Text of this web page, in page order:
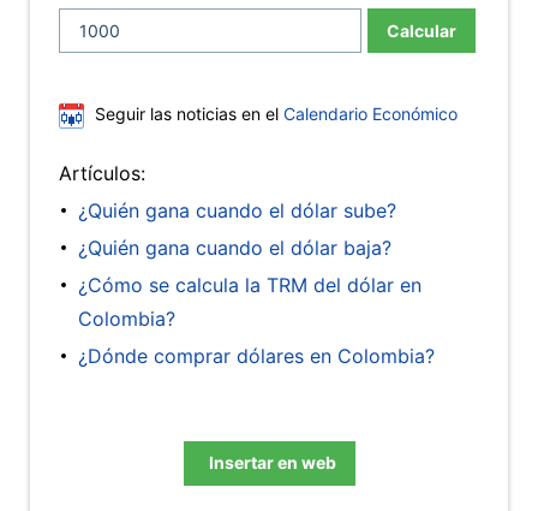
Calcular
Seguir las noticias en el Calendario Económico
Artículos:
¿Quién gana cuando el dólar sube?
¿Quién gana cuando el dólar baja?
¿Cómo se calcula la TRM del dólar en
Colombia?
¿Dónde comprar dólares en Colombia?
Insertar en web